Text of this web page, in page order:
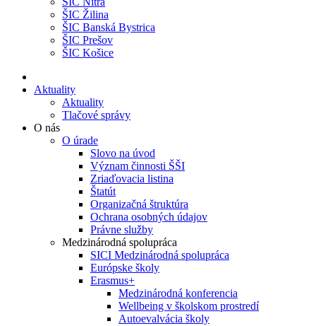
ŠIC Žilina
ŠIC Banská Bystrica
ŠIC Prešov
ŠIC Košice
Aktuality
Aktuality
Tlačové správy
O nás
O úrade
Slovo na úvod
Význam činnosti ŠŠI
Zriaďovacia listina
Štatút
Organizačná štruktúra
Ochrana osobných údajov
Právne služby
Medzinárodná spolupráca
SICI Medzinárodná spolupráca
Európske školy
Erasmus+
Medzinárodná konferencia
Wellbeing v školskom prostredí
Autoevalvácia školy